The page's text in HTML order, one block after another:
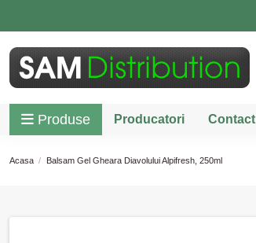
Produse Producatori Contact
Acasa Balsam Gel Gheara Diavolului Alpifresh, 250ml